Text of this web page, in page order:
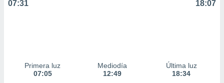
la07:31 18:07
Primera luz
07:05
Mediodía
12:49
Última luz
18:34